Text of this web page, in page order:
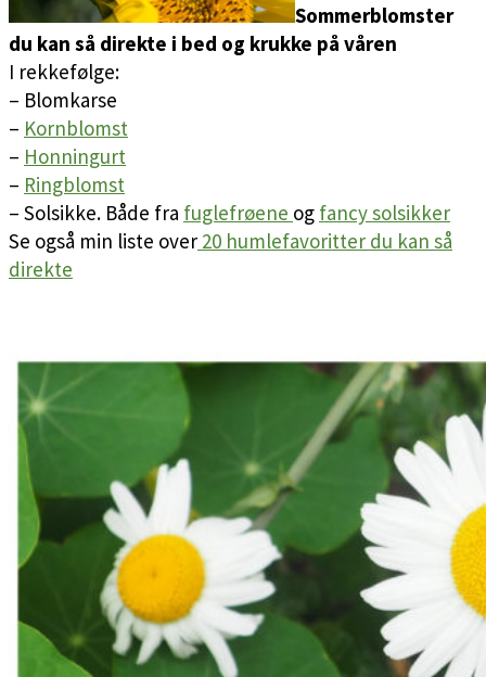
Sommerblomster
du kan så direkte i bed og krukke på våren
I rekkefølge:
– Blomkarse
– Kornblomst
– Honningurt
– Ringblomst
– Solsikke. Både fra fuglefrøene og fancy solsikker
Se også min liste over 20 humlefavoritter du kan så
direkte